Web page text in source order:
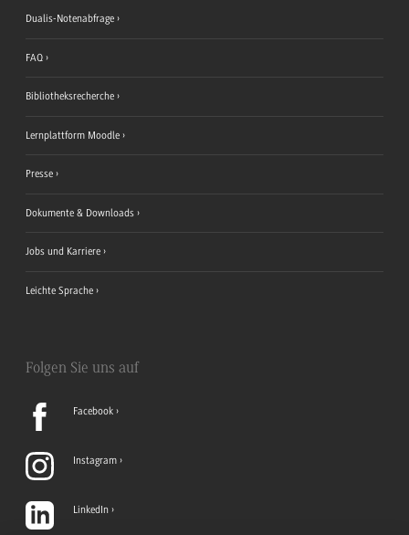
Dualis-Notenabfrage
FAQ
Bibliotheksrecherche
Lernplattform Moodle
Presse
Dokumente & Downloads
Jobs und Karriere
Leichte Sprache
Folgen Sie uns auf
Facebook
Instagram
LinkedIn